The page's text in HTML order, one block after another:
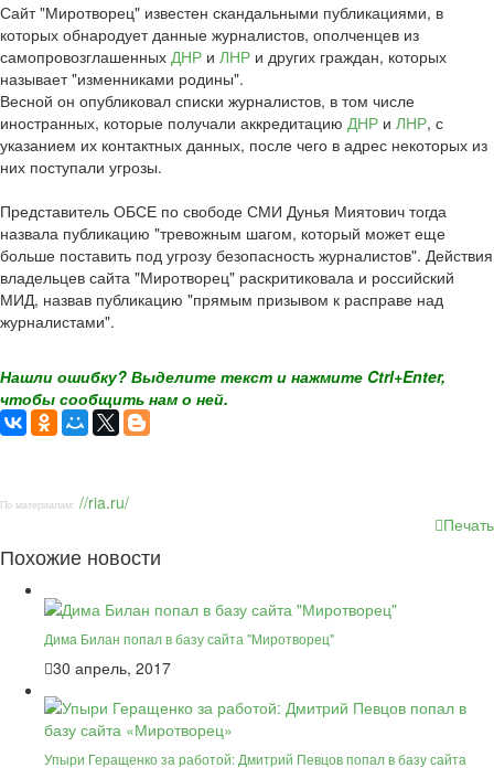
Сайт "Миротворец" известен скандальными публикациями, в
которых обнародует данные журналистов, ополченцев из
самопровозглашенных ДНР и ЛНР и других граждан, которых
называет "изменниками родины".
Весной он опубликовал списки журналистов, в том числе
иностранных, которые получали аккредитацию ДНР и ЛНР, с
указанием их контактных данных, после чего в адрес некоторых из
них поступали угрозы.
Представитель ОБСЕ по свободе СМИ Дунья Миятович тогда
назвала публикацию "тревожным шагом, который может еще
больше поставить под угрозу безопасность журналистов". Действия
владельцев сайта "Миротворец" раскритиковала и российский
МИД, назвав публикацию "прямым призывом к расправе над
журналистами".
Нашли ошибку? Выделите текст и нажмите Ctrl+Enter,
чтобы сообщить нам о ней.
По материалам: //ria.ru/
Печать
Похожие новости
Дима Билан попал в базу сайта "Миротворец"
30 апрель, 2017
Упыри Геращенко за работой: Дмитрий Певцов попал в базу сайта